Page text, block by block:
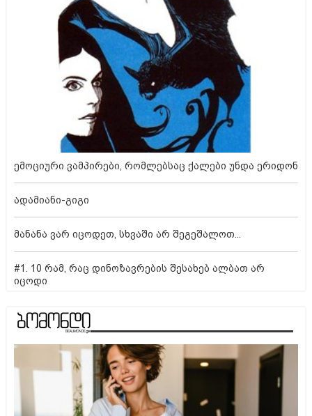
ემოციური ვამპირები, რომლებსაც ქალები უნდა ერიდონ
ადამიანი-გიგი
მანანა ვარ იცოდეთ, სხვაში არ შეგეშალოთ...
#1. 10 რამ, რაც დინოზავრების შესახებ ალბათ არ
იცოდი